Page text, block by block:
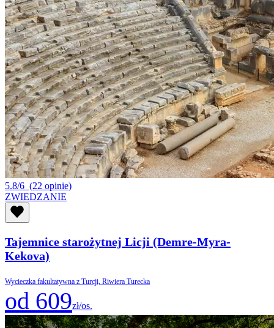
5.8/6 (22 opinie)
ZWIEDZANIE
Tajemnice starożytnej Licji (Demre-Myra-
Kekova)
Wycieczka fakultatywna z Turcji, Riwiera Turecka
od 609zł/os.